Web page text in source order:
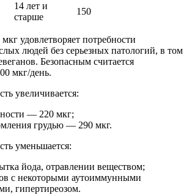
14 лет и
старше
150
удовлетворяет потребности
людей без серьезных патологий, в том
Безопасным считается
мкг/день.
увеличивается:
— 220 мкг;
грудью — 290 мкг.
уменьшается:
йода, отравлении веществом;
с некоторыми аутоиммунными
гипертиреозом.